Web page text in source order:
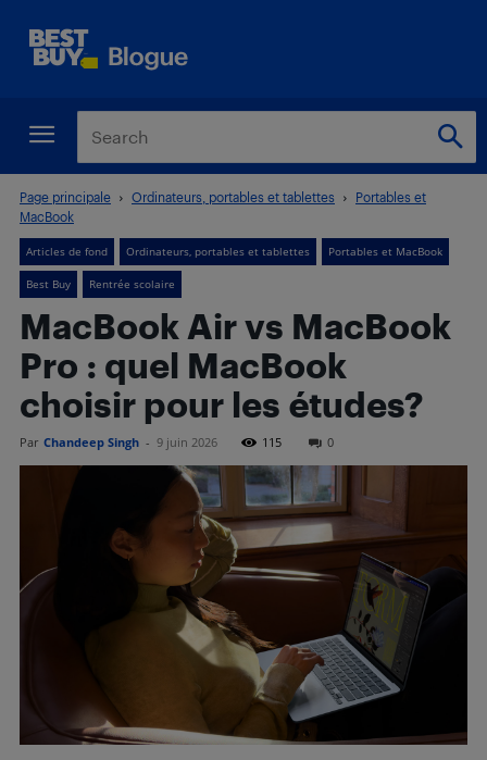
Page principale Ordinateurs, portables et tablettes
Portables et
MacBook
Articles de fond Ordinateurs, portables et tablettes Portables et MacBook
Best Buy Rentrée scolaire
MacBook Air vs MacBook
Pro : quel MacBook
choisir pour les études?
Par Chandeep Singh - 9 juin 2026 115 0